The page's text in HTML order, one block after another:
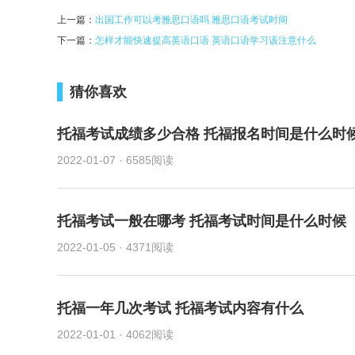
上一篇： 出国工作可以考雅思口语吗 雅思口语考试时间
下一篇： 怎样才能快速提高英语口语 英语口语学习该注意什么
猜你喜欢
托福考试成绩多少合格 托福报名时间是什么时
2022-01-07 · 6585阅读
托福考试一般在哪考 托福考试时间是什么时候
2022-01-05 · 4371阅读
托福一年几次考试 托福考试内容有什么
2022-01-01 · 4062阅读